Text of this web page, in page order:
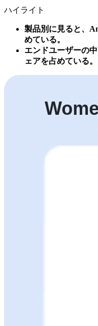
ハイライト
製品別に見ると、
めている。
エンドユーザーの
ェアを占めている。